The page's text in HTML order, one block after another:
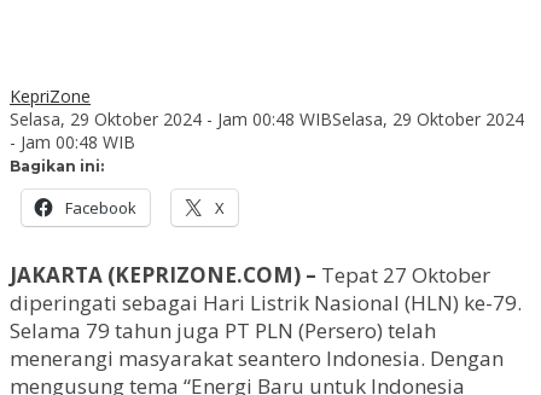
KepriZone
Selasa, 29 Oktober 2024 - Jam 00:48 WIBSelasa, 29 Oktober 2024
- Jam 00:48 WIB
Bagikan ini:
Facebook X
JAKARTA (KEPRIZONE.COM) – Tepat 27 Oktober
diperingati sebagai Hari Listrik Nasional (HLN) ke-79.
Selama 79 tahun juga PT PLN (Persero) telah
menerangi masyarakat seantero Indonesia. Dengan
mengusung tema “Energi Baru untuk Indonesia